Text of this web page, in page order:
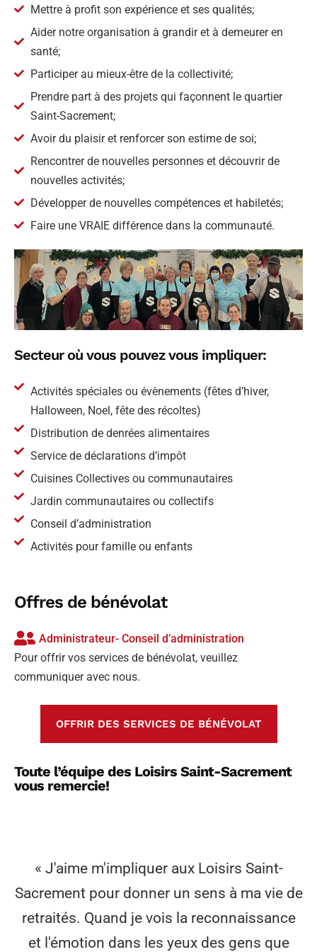
Mettre à profit son expérience et ses qualités;
Aider notre organisation à grandir et à demeurer en
santé;
Participer au mieux-être de la collectivité;
Prendre part à des projets qui façonnent le quartier
Saint-Sacrement;
Avoir du plaisir et renforcer son estime de soi;
Rencontrer de nouvelles personnes et découvrir de
nouvelles activités;
Développer de nouvelles compétences et habiletés;
Faire une VRAIE différence dans la communauté.
Secteuroù vous pouvez vous impliquer:
Activités spéciales ou évènements (fêtes d’hiver,
Halloween, Noel, fête des récoltes)
Distribution de denrées alimentaires
Service de déclarations d’impôt
Cuisines Collectives ou communautaires
Jardin communautaires ou collectifs
Conseil d’administration
Activités pour famille ou enfants
Offres de bénévolat
Administrateur- Conseil d’administration
Pour offrir vos services de bénévolat, veuillez
communiquer avec nous.
OFFRIR DES SERVICES DE BÉNÉVOLAT
Toute l’équipe des Loisirs Saint-Sacrement
vous remercie!
« J'aime m'impliquer aux Loisirs Saint-
Sacrement pour donner un sens à ma vie de
retraités. Quand je vois la reconnaissance
et l'émotion dans les yeux des gens que